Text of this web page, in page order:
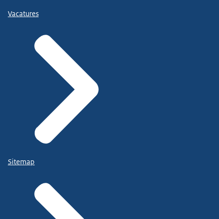
Vacatures
Sitemap